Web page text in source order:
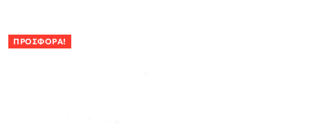
ΠΡΟΣΦΟΡΆ!